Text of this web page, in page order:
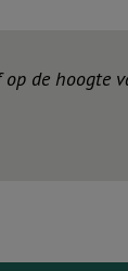
de hoogte